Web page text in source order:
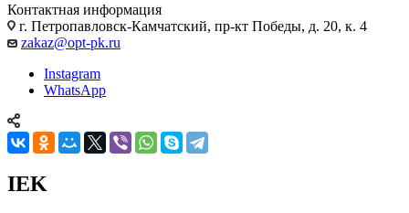
Контактная информация
г. Петропавловск-Камчатский, пр-кт Победы, д. 20, к. 4
zakaz@opt-pk.ru
Instagram
WhatsApp
IEK